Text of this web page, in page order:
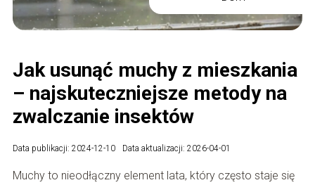
Jak usunąć muchy z mieszkania
– najskuteczniejsze metody na
zwalczanie insektów
Data publikacji: 2024-12-10 Data aktualizacji: 2026-04-01
Muchy to nieodłączny element lata, który często staje się